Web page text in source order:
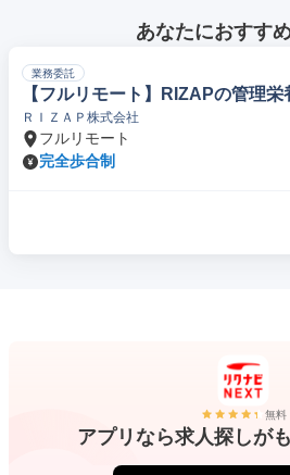
あなたにおすす
業務委託
【フルリモート】RIZAPの管理
ＲＩＺＡＰ株式会社
フルリモート
完全歩合制
無料
アプリなら求人探しが